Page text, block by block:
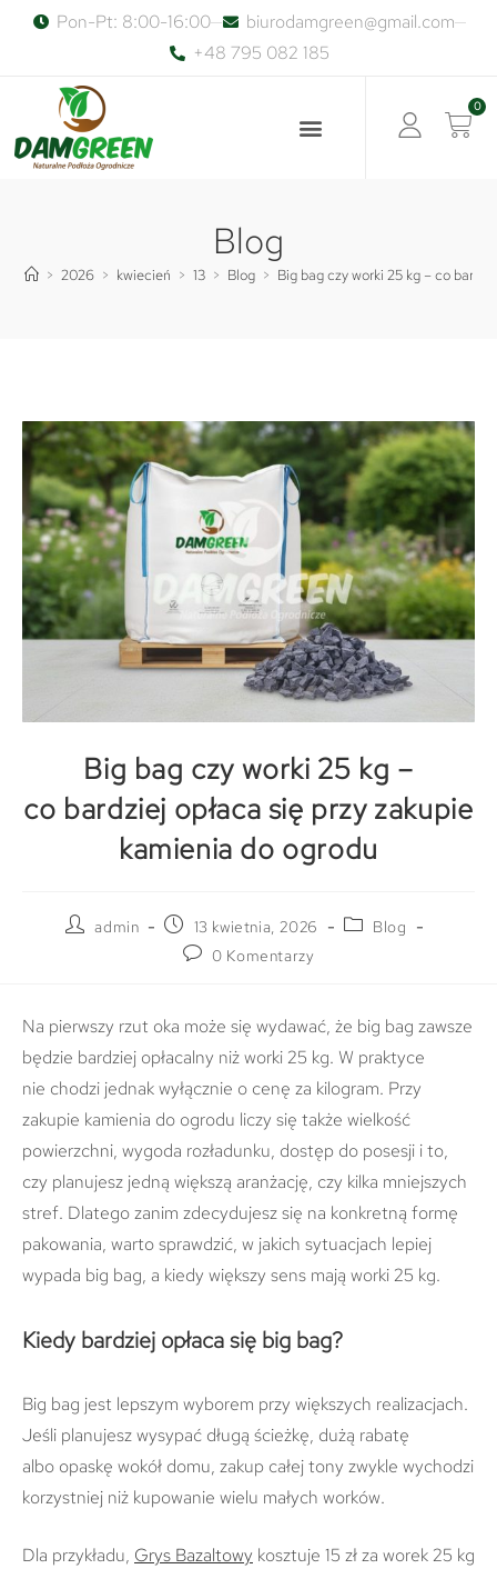
Pon-Pt: 8:00-16:00
biurodamgreen@gmail.com
+48 795 082 185
0
Blog
> 2026 > kwiecień > 13 > Blog > Big bag czy worki 25 kg – co
Big bag czy worki 25 kg –
co bardziej opłaca się przy zakupie
kamienia do ogrodu
admin 13 kwietnia, 2026
Blog
0 Komentarzy
Na pierwszy rzut oka może się wydawać, że big bag zawsze
będzie bardziej opłacalny niż worki 25 kg. W praktyce
nie chodzi jednak wyłącznie o cenę za kilogram. Przy
zakupie kamienia do ogrodu liczy się także wielkość
powierzchni, wygoda rozładunku, dostęp do posesji i to,
czy planujesz jedną większą aranżację, czy kilka mniejszych
stref. Dlatego zanim zdecydujesz się na konkretną formę
pakowania, warto sprawdzić, w jakich sytuacjach lepiej
wypada big bag, a kiedy większy sens mają worki 25 kg.
Kiedy bardziej opłaca się big bag?
Big bag jest lepszym wyborem przy większych realizacjach.
Jeśli planujesz wysypać długą ścieżkę, dużą rabatę
albo opaskę wokół domu, zakup całej tony zwykle wychodzi
korzystniej niż kupowanie wielu małych worków.
Dla przykładu, Grys Bazaltowy kosztuje 15 zł za worek 25 kg